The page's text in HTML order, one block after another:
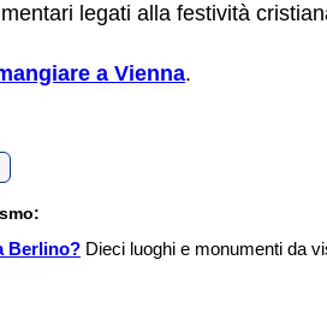
legati alla festività
a Vienna.
Berlino? Dieci luoghi e monumenti da